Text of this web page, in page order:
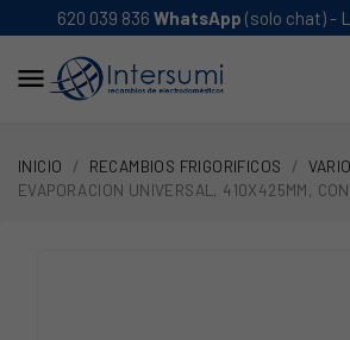
620 039 836 WhatsApp (solo chat) -

INICIO RECAMBIOS FRIGORIFICOS
EVAPORACION UNIVERSAL, 410X425MM,